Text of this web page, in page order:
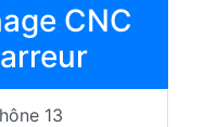
CNC
13